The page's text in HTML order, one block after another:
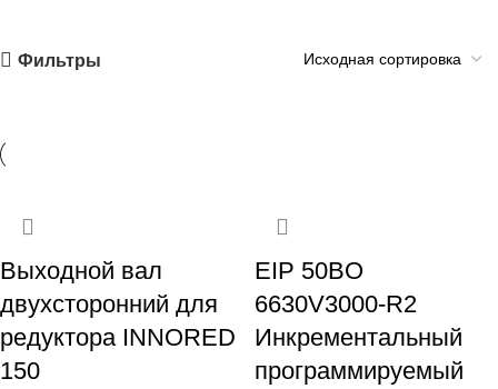
Фильтры
Выходной вал
двухсторонний для
редуктора INNORED
150
EIP 50BO
6630V3000-R2
Инкрементальный
программируемый